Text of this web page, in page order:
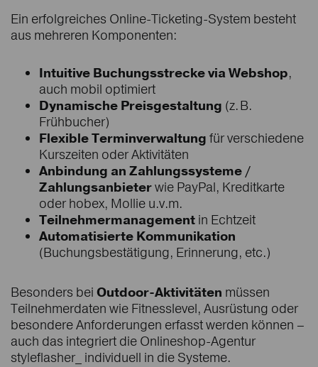
Ein erfolgreiches Online-Ticketing-System besteht
aus mehreren Komponenten:
Intuitive Buchungsstrecke via Webshop,
auch mobil optimiert
Dynamische Preisgestaltung (z. B.
Frühbucher)
Flexible Terminverwaltung für verschiedene
Kurszeiten oder Aktivitäten
Anbindung an Zahlungssysteme /
Zahlungsanbieterwie PayPal, Kreditkarte
oder hobex, Mollie u.v.m.
Teilnehmermanagement in Echtzeit
Automatisierte Kommunikation
(Buchungsbestätigung, Erinnerung, etc.)
Besonders bei Outdoor-Aktivitäten müssen
Teilnehmerdaten wie Fitnesslevel, Ausrüstung oder
besondere Anforderungen erfasst werden können –
auch das integriert die Onlineshop-Agentur
styleflasher_ individuell in die Systeme.